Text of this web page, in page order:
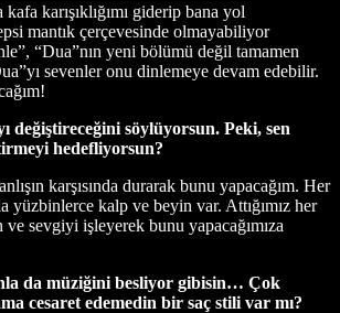
karışıklığımı giderip bana yol
mantık çerçevesinde olmayabiliyor
“Dua”nın yeni bölümü değil tamamen
sevenler onu dinlemeye devam edebilir.
değiştireceğini söylüyorsun. Peki, sen
hedefliyorsun?
karşısında durarak bunu yapacağım. Her
yüzbinlerce kalp ve beyin var. Attığımız her
ve sevgiyi işleyerek bunu yapacağımıza
da müziğini besliyor gibisin… Çok
cesaret edemedin bir saç stili var mı?